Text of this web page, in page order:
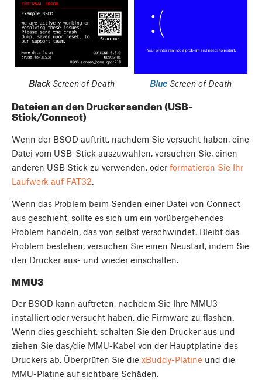
BlackScreen of Death Blue Screen of Death
Dateien an den Drucker senden (USB-
Stick/Connect)
Wenn der BSOD auftritt, nachdem Sie versucht haben, eine
Datei vom USB-Stick auszuwählen, versuchen Sie, einen
anderen USB Stick zu verwenden, oder formatieren Sie Ihr
Laufwerk auf FAT32.
Wenn das Problem beim Senden einer Datei von Connect
aus geschieht, sollte es sich um ein vorübergehendes
Problem handeln, das von selbst verschwindet. Bleibt das
Problem bestehen, versuchen Sie einen Neustart, indem Sie
den Drucker aus- und wieder einschalten.
MMU3
Der BSOD kann auftreten, nachdem Sie Ihre MMU3
installiert oder versucht haben, die Firmware zu flashen.
Wenn dies geschieht, schalten Sie den Drucker aus und
ziehen Sie das/die MMU-Kabel von der Hauptplatine des
Druckers ab. Überprüfen Sie die xBuddy-Platine und die
MMU-Platine auf sichtbare Schäden.